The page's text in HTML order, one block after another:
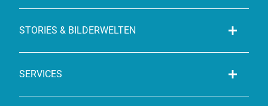
STORIES & BILDERWELTEN
SERVICES